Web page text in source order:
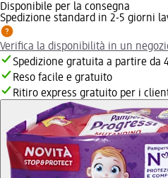
Disponibile per la consegna
Spedizione standard in 2-5 giorni
Verifica la disponibilità in un
Spedizione gratuita a partire da
Reso facile e gratuito
Ritiro express gratuito per i